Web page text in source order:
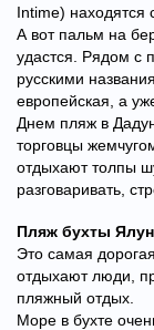
Intime) находятся
А вот пальм на
удастся. Рядом с
русскими
европейская, а
Днем пляж в
торговцы
отдыхают толпы
разговаривать,
Пляж бухты
Это самая
отдыхают люди,
пляжный отдых.
Море в бухте